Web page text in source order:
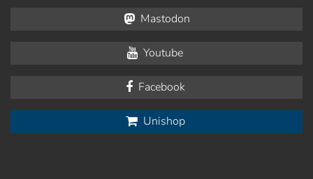
Mastodon
Youtube
Facebook
Unishop